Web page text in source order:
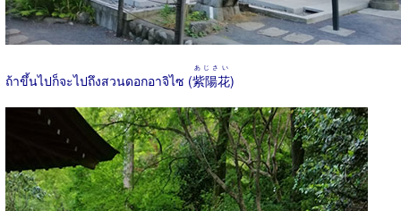
ถ้าขึ้นไปก็จะไปถึงสวนดอกอาจิไซ (紫陽花
あじさい
)